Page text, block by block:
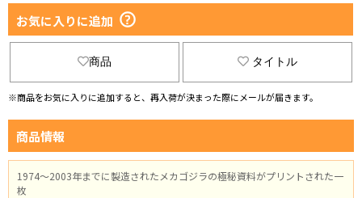
お気に入りに追加
商品 タイトル
※商品をお気に入りに追加すると、再入荷が決まった際にメールが届きます。
商品情報
1974～2003年までに製造されたメカゴジラの極秘資料がプリントされた一
枚